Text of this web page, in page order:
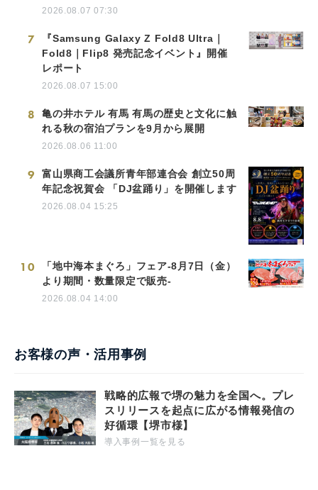
2026.08.07 07:30
7
『Samsung Galaxy Z Fold8 Ultra｜
Fold8｜Flip8 発売記念イベント』開催
レポート
2026.08.07 15:00
8
亀の井ホテル 有馬 有馬の歴史と文化に触
れる秋の宿泊プランを9月から展開
2026.08.06 11:00
9
富山県商工会議所青年部連合会 創立50周
年記念祝賀会 「DJ盆踊り」を開催します
2026.08.04 15:25
10
「地中海本まぐろ」フェア-8月7日（金）
より期間・数量限定で販売-
2026.08.04 14:00
お客様の声・活用事例
戦略的広報で堺の魅力を全国へ。プレ
スリリースを起点に広がる情報発信の
好循環【堺市様】
導入事例一覧を見る